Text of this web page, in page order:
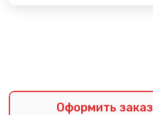
Оформить заказ